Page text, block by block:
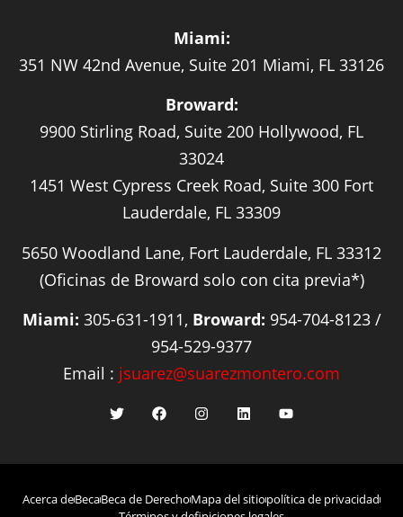
Miami:
351 NW 42nd Avenue, Suite 201 Miami, FL 33126
Broward:
9900 Stirling Road, Suite 200 Hollywood, FL
33024
1451 West Cypress Creek Road, Suite 300 Fort
Lauderdale, FL 33309
5650 Woodland Lane, Fort Lauderdale, FL 33312
(Oficinas de Broward solo con cita previa*)
Miami: 305-631-1911, Broward: 954-704-8123 /
954-529-9377
Email : jsuarez@suarezmontero.com
Acerca deBecaBeca de DerechoMapa del sitiopolítica de privacidad